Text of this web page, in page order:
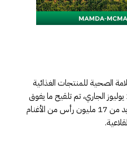
الصحية للمنتجات الغذائية
والحيوانية، أنه إلى غاية 23 يوليوز الجاري، تم تلقيح ما يفوق
مليون رأس من الأبقار وأزيد من 17 مليون رأس من الأغنام